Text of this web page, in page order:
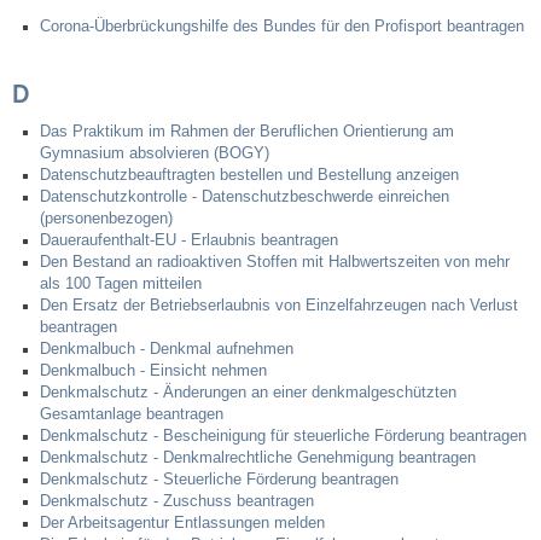
Corona-Überbrückungshilfe des Bundes für den Profisport beantragen
D
Das Praktikum im Rahmen der Beruflichen Orientierung am
Gymnasium absolvieren (BOGY)
Datenschutzbeauftragten bestellen und Bestellung anzeigen
Datenschutzkontrolle - Datenschutzbeschwerde einreichen
(personenbezogen)
Daueraufenthalt-EU - Erlaubnis beantragen
Den Bestand an radioaktiven Stoffen mit Halbwertszeiten von mehr
als 100 Tagen mitteilen
Den Ersatz der Betriebserlaubnis von Einzelfahrzeugen nach Verlust
beantragen
Denkmalbuch - Denkmal aufnehmen
Denkmalbuch - Einsicht nehmen
Denkmalschutz - Änderungen an einer denkmalgeschützten
Gesamtanlage beantragen
Denkmalschutz - Bescheinigung für steuerliche Förderung beantragen
Denkmalschutz - Denkmalrechtliche Genehmigung beantragen
Denkmalschutz - Steuerliche Förderung beantragen
Denkmalschutz - Zuschuss beantragen
Der Arbeitsagentur Entlassungen melden